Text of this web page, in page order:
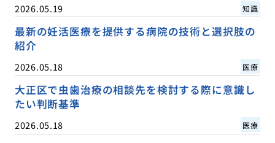
2026.05.19 知識
最新の妊活医療を提供する病院の技術と選択肢の
紹介
2026.05.18 医療
大正区で虫歯治療の相談先を検討する際に意識し
たい判断基準
2026.05.18 医療